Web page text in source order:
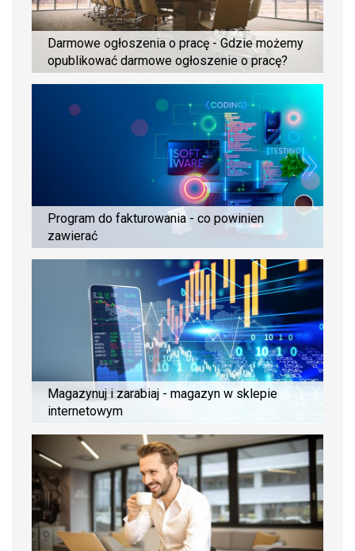
Darmowe ogłoszenia o pracę - Gdzie możemy
opublikować darmowe ogłoszenie o pracę?
Program do fakturowania - co powinien
zawierać
Magazynuj i zarabiaj - magazyn w sklepie
internetowym